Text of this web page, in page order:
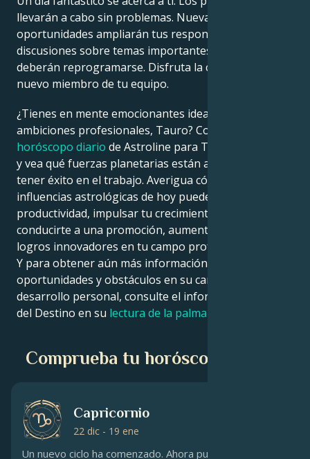
llevarán a cabo sin problemas. Nuevas
oportunidades ampliarán tus responsabilidades. Las
discusiones sobre temas importantes en la oficina
deberán reprogramarse. Disfruta la compañía de un
nuevo miembro de tu equipo.
¿Tienes en mente emocionantes ideas de negocio o
ambiciones profesionales, Tauro? Compruebe el
horóscopo diario de Astroline para Tauro más abajo
y vea qué fuerzas planetarias están a su favor para
tener éxito en el trabajo. Averigua cómo las
influencias astrológicas de hoy pueden aumentar tu
productividad, impulsar tu crecimiento profesional, y
conducirte a una promoción, aumento de sueldo, o
logros innovadores en tu campo profesional.
Y para obtener aún más información sobre las
oportunidades y obstáculos en su carrera y
desarrollo personal, consulte el informe de la línea
del Destino en su lectura de la palma
Comprueba tu horóscopo de hoy
Capricornio
22 dic - 19 ene
Un nuevo ciclo ha comenzado. Ahora puede que pronto